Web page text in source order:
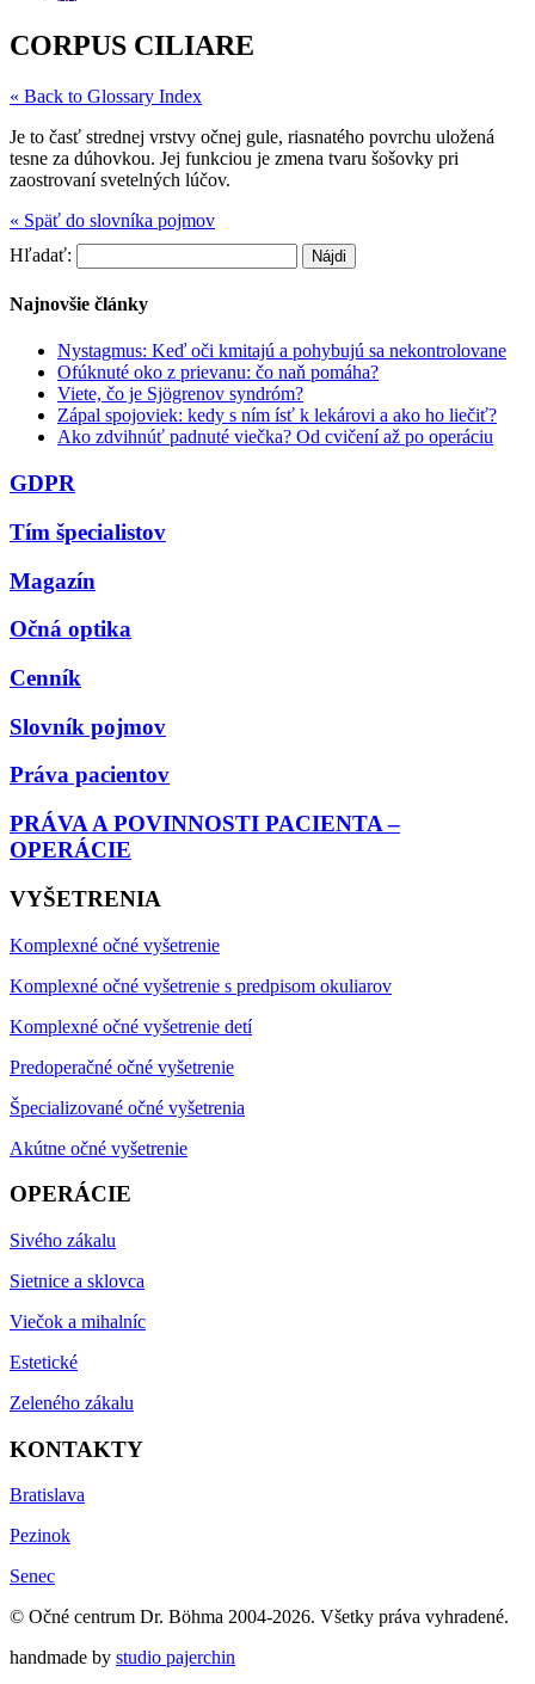
CORPUS CILIARE
« Back to Glossary Index
Je to časť strednej vrstvy očnej gule, riasnatého povrchu uložená
tesne za dúhovkou. Jej funkciou je zmena tvaru šošovky pri
zaostrovaní svetelných lúčov.
« Späť do slovníka pojmov
Hľadať:
Najnovšie články
Nystagmus: Keď oči kmitajú a pohybujú sa nekontrolovane
Ofúknuté oko z prievanu: čo naň pomáha?
Viete, čo je Sjögrenov syndróm?
Zápal spojoviek: kedy s ním ísť k lekárovi a ako ho liečiť?
Ako zdvihnúť padnuté viečka? Od cvičení až po operáciu
GDPR
Tím špecialistov
Magazín
Očná optika
Cenník
Slovník pojmov
Práva pacientov
PRÁVA A POVINNOSTI PACIENTA –
OPERÁCIE
VYŠETRENIA
Komplexné očné vyšetrenie
Komplexné očné vyšetrenie s predpisom okuliarov
Komplexné očné vyšetrenie detí
Predoperačné očné vyšetrenie
Špecializované očné vyšetrenia
Akútne očné vyšetrenie
OPERÁCIE
Sivého zákalu
Sietnice a sklovca
Viečok a mihalníc
Estetické
Zeleného zákalu
KONTAKTY
Bratislava
Pezinok
Senec
© Očné centrum Dr. Böhma 2004-2026. Všetky práva vyhradené.
handmade by studio pajerchin